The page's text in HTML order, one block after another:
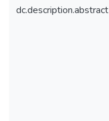
dc.description.abstract